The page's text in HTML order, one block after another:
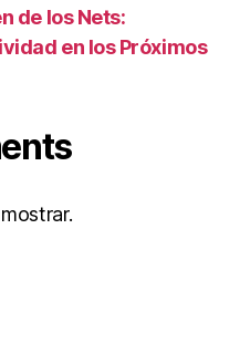
de los Nets:
en los Próximos